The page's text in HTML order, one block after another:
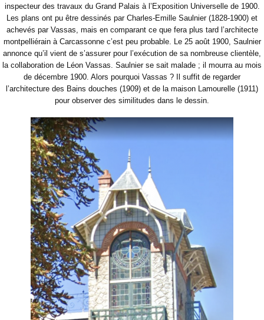
inspecteur des travaux du Grand Palais à l’Exposition Universelle de 1900.
Les plans ont pu être dessinés par Charles-Emille Saulnier (1828-1900) et
achevés par Vassas, mais en comparant ce que fera plus tard l’architecte
montpelliérain à Carcassonne c’est peu probable. Le 25 août 1900, Saulnier
annonce qu’il vient de s’assurer pour l’exécution de sa nombreuse clientèle,
la collaboration de Léon Vassas. Saulnier se sait malade ; il mourra au mois
de décembre 1900. Alors pourquoi Vassas ? Il suffit de regarder
l’architecture des Bains douches (1909) et de la maison Lamourelle (1911)
pour observer des similitudes dans le dessin.